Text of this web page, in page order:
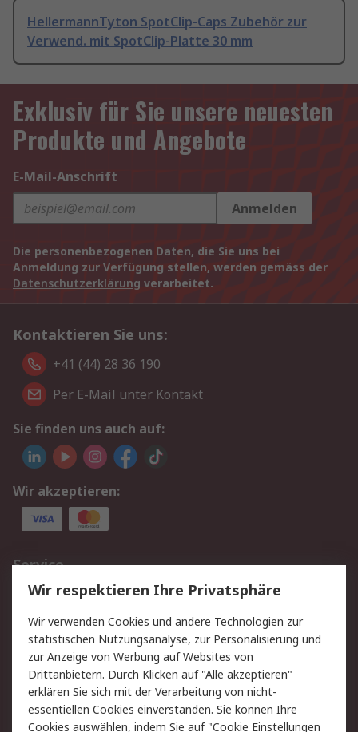
HellermannTyton SpotClip-Caps Zubehör zur
Verwend. mit SpotClip-Platte 30 mm
Exklusiv für Sie unsere neuesten
Produkte und Angebote
E-Mail-Anschrift
Anmelden
Die personenbezogenen Daten, die Sie uns bei
Anmeldung zur Verfügung stellen, werden gemäss der
Datenschutzerklärung verarbeitet.
Kontaktieren Sie uns:
+41 (44) 28 36 190
Per E-Mail unter Kontakt
Sie finden uns auch auf:
Wir akzeptieren:
Service
Value Added Services
Lieferlösungen
Rücksendungen
Kontakt
Hilfe
Rechtliches
AGB
Datenschutz
Wir respektieren Ihre Privatsphäre
Wir verwenden Cookies und andere Technologien zur
statistischen Nutzungsanalyse, zur Personalisierung und
zur Anzeige von Werbung auf Websites von
Drittanbietern. Durch Klicken auf "Alle akzeptieren"
erklären Sie sich mit der Verarbeitung von nicht-
essentiellen Cookies einverstanden. Sie können Ihre
Cookies auswählen, indem Sie auf "Cookie Einstellungen